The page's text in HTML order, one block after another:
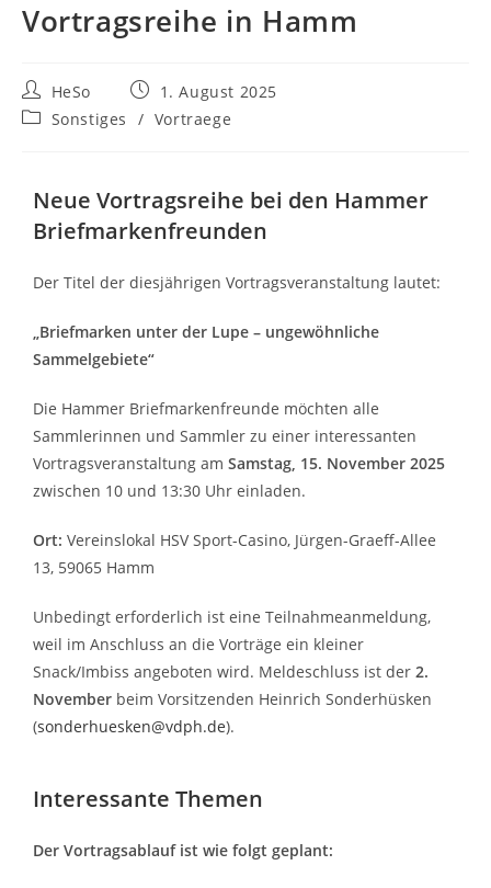
Vortragsreihe in Hamm
HeSo
1. August 2025
Sonstiges
/ Vortraege
Neue Vortragsreihe bei den Hammer
Briefmarkenfreunden
Der Titel der diesjährigen Vortragsveranstaltung lautet:
„Briefmarken unter der Lupe – ungewöhnliche
Sammelgebiete“
Die Hammer Briefmarkenfreunde möchten alle
Sammlerinnen und Sammler zu einer interessanten
Vortragsveranstaltung am Samstag, 15. November 2025
zwischen 10 und 13:30 Uhr einladen.
Ort: Vereinslokal HSV Sport-Casino, Jürgen-Graeff-Allee
13, 59065 Hamm
Unbedingt erforderlich ist eine Teilnahmeanmeldung,
weil im Anschluss an die Vorträge ein kleiner
Snack/Imbiss angeboten wird. Meldeschluss ist der 2.
November beim Vorsitzenden Heinrich Sonderhüsken
(sonderhuesken@vdph.de).
Interessante Themen
Der Vortragsablauf ist wie folgt geplant: